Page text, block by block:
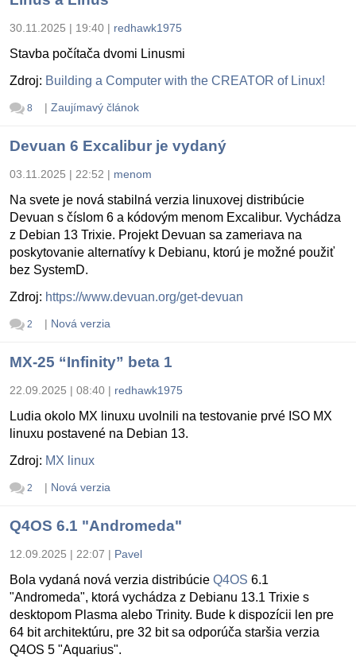
30.11.2025 | 19:40 | redhawk1975
Stavba počítača dvomi Linusmi
Zdroj: Building a Computer with the CREATOR of Linux!
8 | Zaujímavý článok
Devuan 6 Excalibur je vydaný
03.11.2025 | 22:52 | menom
Na svete je nová stabilná verzia linuxovej distribúcie
Devuan s číslom 6 a kódovým menom Excalibur. Vychádza
z Debian 13 Trixie. Projekt Devuan sa zameriava na
poskytovanie alternatívy k Debianu, ktorú je možné použiť
bez SystemD.
Zdroj: https://www.devuan.org/get-devuan
2 | Nová verzia
MX-25 “Infinity” beta 1
22.09.2025 | 08:40 | redhawk1975
Ludia okolo MX linuxu uvolnili na testovanie prvé ISO MX
linuxu postavené na Debian 13.
Zdroj: MX linux
2 | Nová verzia
Q4OS 6.1 "Andromeda"
12.09.2025 | 22:07 | Pavel
Bola vydaná nová verzia distribúcie Q4OS 6.1
"Andromeda", ktorá vychádza z Debianu 13.1 Trixie s
desktopom Plasma alebo Trinity. Bude k dispozícii len pre
64 bit architektúru, pre 32 bit sa odporúča staršia verzia
Q4OS 5 "Aquarius".